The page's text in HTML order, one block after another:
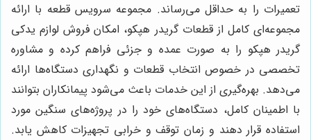
تعمیرات را به حداقل می‌رساند. مجموعه سرویس قطعه با ارائه
مجموعه‌ای کامل از قطعات گريدر هپكو، امکان فروش لوازم يدكى
گريدر هپكو را به صورت عمده و جزئی فراهم کرده و مشاوره
تخصصی در خصوص انتخاب قطعات و نگهداری دستگاه‌ها ارائه
می‌دهد. بهره‌گیری از این خدمات باعث می‌شود پیمانکاران بتوانند
با اطمینان کامل، دستگاه‌های خود را در پروژه‌های سنگین مورد
استفاده قرار دهند و زمان توقف و خرابی تجهیزات کاهش یابد.